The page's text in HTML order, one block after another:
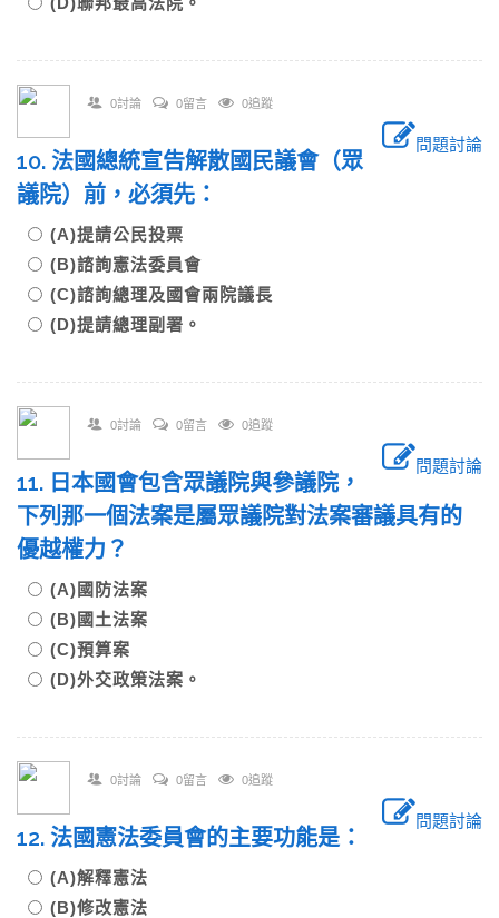
0討論 0留言 0追蹤
問題討論
10. 法國總統宣告解散國民議會（眾
議院）前，必須先：
(A)提請公民投票
(B)諮詢憲法委員會
(C)諮詢總理及國會兩院議長
(D)提請總理副署。
0討論 0留言 0追蹤
問題討論
11. 日本國會包含眾議院與參議院，
下列那一個法案是屬眾議院對法案審議具有的
優越權力？
(A)國防法案
(B)國土法案
(C)預算案
(D)外交政策法案。
0討論 0留言 0追蹤
問題討論
12. 法國憲法委員會的主要功能是：
(A)解釋憲法
(B)修改憲法